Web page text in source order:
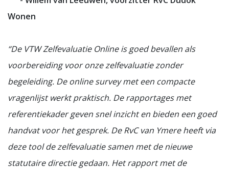
Wonen
“De VTW Zelfevaluatie Online is goed bevallen als
voorbereiding voor onze zelfevaluatie zonder
begeleiding. De online survey met een compacte
vragenlijst werkt praktisch. De rapportages met
referentiekader geven snel inzicht en bieden een goed
handvat voor het gesprek. De RvC van Ymere heeft via
deze tool de zelfevaluatie samen met de nieuwe
statutaire directie gedaan. Het rapport met de